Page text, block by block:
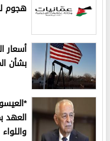
هجوم
أسعار
بشأن
العهد